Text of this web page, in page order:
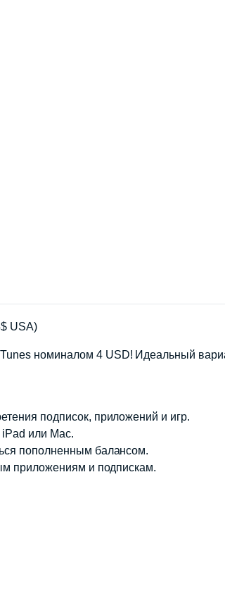
USA)
номиналом 4 USD! Идеальный
подписок, приложений и игр.
или Mac.
пополненным балансом.
приложениям и подпискам.